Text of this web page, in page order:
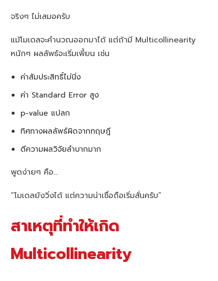
จริงๆ ไม่เสมอครับ
แม้โมเดลจะคำนวณออกมาได้ แต่ถ้ามี Multicollinearity
หนักๆ ผลลัพธ์จะเริ่มเพี้ยน เช่น
ค่าสัมประสิทธิ์ไม่นิ่ง
ค่า Standard Error สูง
p-value แปลก
ทิศทางผลลัพธ์ผิดจากทฤษฎี
ตีความผลวิจัยลำบากมาก
พูดง่ายๆ คือ…
“โมเดลยังวิ่งได้ แต่ความน่าเชื่อถือเริ่มสั่นครับ”
สาเหตุที่ทำให้เกิด
Multicollinearity